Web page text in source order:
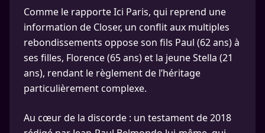
Comme le rapporte Ici Paris, qui reprend une
information de Closer, un conflit aux multiples
rebondissements oppose son fils Paul (62 ans) à
ses filles, Florence (65 ans) et la jeune Stella (21
ans), rendant le règlement de l’héritage
particulièrement complexe.
Au cœur de la discorde : un testament de 2018